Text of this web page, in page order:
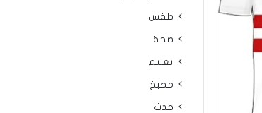
طقس
صحة
تعليم
مطبخ
حدث